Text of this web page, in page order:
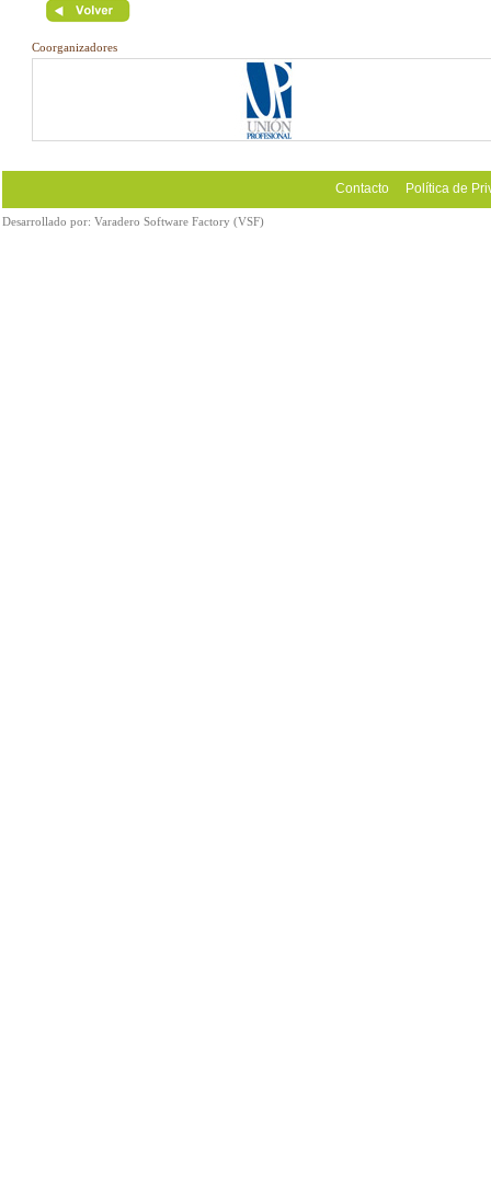
Coorganizadores
Contacto Política de
Desarrollado por: Varadero Software Factory (VSF)